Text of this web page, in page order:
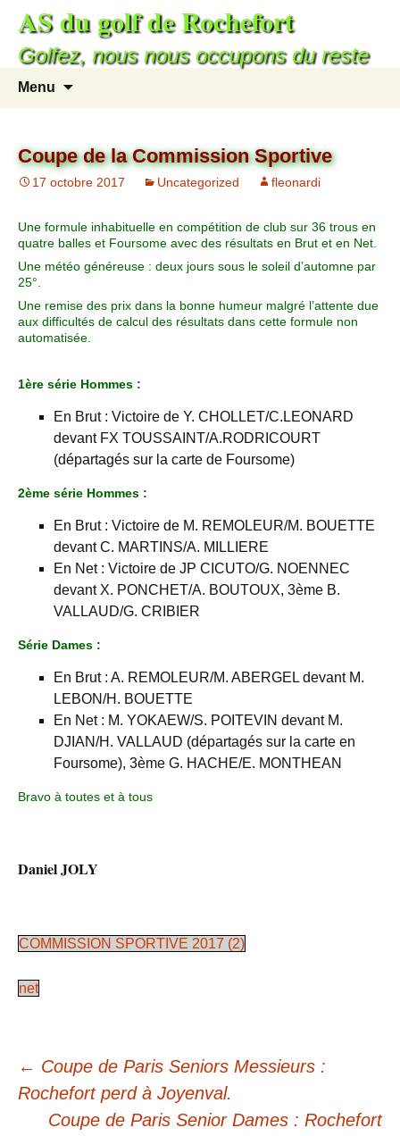
AS du golf de Rochefort
Golfez, nous nous occupons du reste
Menu
Coupe de la Commission Sportive
17 octobre 2017 Uncategorized fleonardi
Une formule inhabituelle en compétition de club sur 36 trous en
quatre balles et Foursome avec des résultats en Brut et en Net.
Une météo généreuse : deux jours sous le soleil d’automne par
25°.
Une remise des prix dans la bonne humeur malgré l’attente due
aux difficultés de calcul des résultats dans cette formule non
automatisée.
1ère série Hommes :
En Brut : Victoire de Y. CHOLLET/C.LEONARD
devant FX TOUSSAINT/A.RODRICOURT
(départagés sur la carte de Foursome)
2ème série Hommes :
En Brut : Victoire de M. REMOLEUR/M. BOUETTE
devant C. MARTINS/A. MILLIERE
En Net : Victoire de JP CICUTO/G. NOENNEC
devant X. PONCHET/A. BOUTOUX, 3ème B.
VALLAUD/G. CRIBIER
Série Dames :
En Brut : A. REMOLEUR/M. ABERGEL devant M.
LEBON/H. BOUETTE
En Net : M. YOKAEW/S. POITEVIN devant M.
DJIAN/H. VALLAUD (départagés sur la carte en
Foursome), 3ème G. HACHE/E. MONTHEAN
Bravo à toutes et à tous
Daniel JOLY
COMMISSION SPORTIVE 2017 (2)
net
← Coupe de Paris Seniors Messieurs :
Rochefort perd à Joyenval.
Coupe de Paris Senior Dames : Rochefort